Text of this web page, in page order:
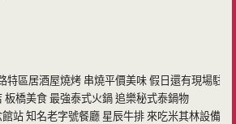
特區居酒屋燒烤 串燒平價美味 假日還有現場駐
板橋美食 最強泰式火鍋 追樂秘式泰鍋物
站 知名老字號餐廳 星辰牛排 來吃米其林設備